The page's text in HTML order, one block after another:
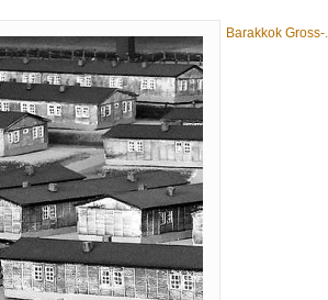
Barakkok Gross-